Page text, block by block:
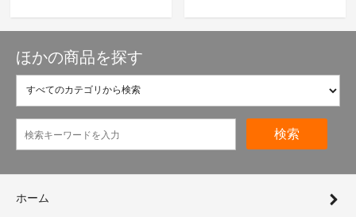
ほかの商品を探す
検索
ホーム